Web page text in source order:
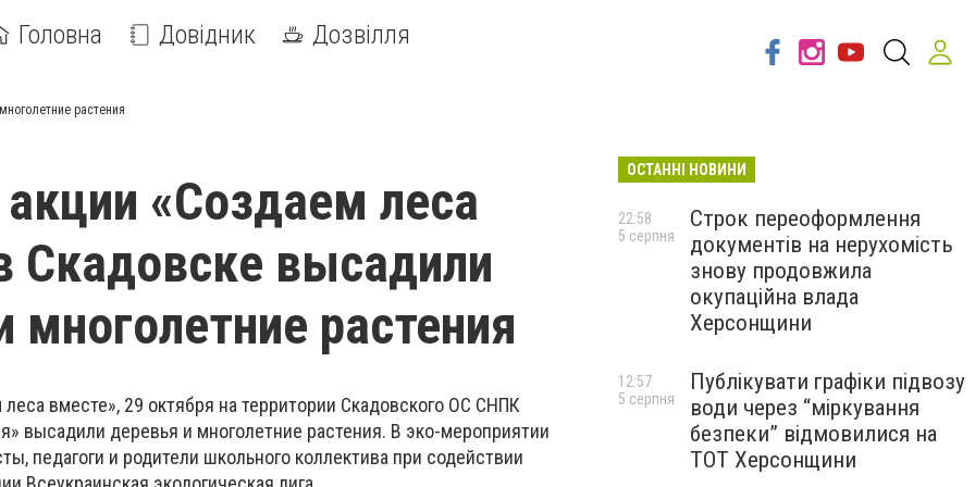
Головна Довідник Дозвілля
растения
«Создаем леса
Скадовске высадили
многолетние растения
вместе», 29 октября на территории Скадовского ОС СНПК
высадили деревья и многолетние растения. В эко-мероприятии
педагоги и родители школьного коллектива при содействии
ОСТАННІ НОВИНИ
Строк переоформлення
документів на нерухомість
знову продовжила
окупаційна влада
Херсонщини
22:58
5 серпня
Публікувати графіки підвозу
води через “міркування
безпеки” відмовилися на
ТОТ Херсонщини
12:57
5 серпня